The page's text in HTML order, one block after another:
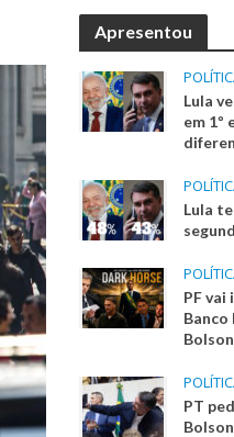
Apresentou
Lula
em 1º
Lula
PF vai
Banco
PT